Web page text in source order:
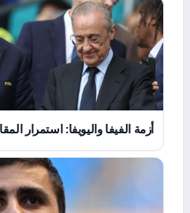
أزمة الفيفا واليويفا: استمرار